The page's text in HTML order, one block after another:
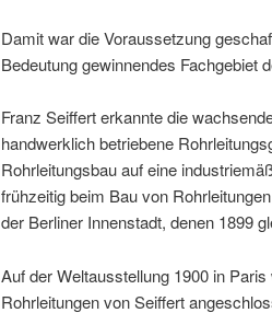
Damit war die Voraussetzung
Bedeutung gewinnendes Fachgebiet
Franz Seiffert erkannte die
handwerklich betriebene
Rohrleitungsbau auf eine
frühzeitig beim Bau von
der Berliner Innenstadt, denen 1899
Auf der Weltausstellung 1900 in
Rohrleitungen von Seiffert